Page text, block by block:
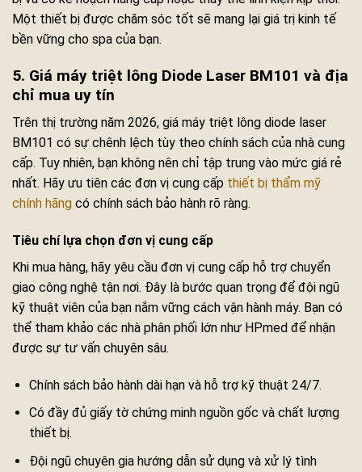
Một thiết bị được chăm sóc tốt sẽ mang lại giá trị kinh tế
bền vững cho spa của bạn.
5. Giá máy triệt lông Diode Laser BM101 và địa
chỉ mua uy tín
Trên thị trường năm 2026, giá máy triệt lông diode laser
BM101 có sự chênh lệch tùy theo chính sách của nhà cung
cấp. Tuy nhiên, bạn không nên chỉ tập trung vào mức giá rẻ
nhất. Hãy ưu tiên các đơn vị cung cấp thiết bị thẩm mỹ
chính hãng có chính sách bảo hành rõ ràng.
Tiêu chí lựa chọn đơn vị cung cấp
Khi mua hàng, hãy yêu cầu đơn vị cung cấp hỗ trợ chuyển
giao công nghệ tận nơi. Đây là bước quan trọng để đội ngũ
kỹ thuật viên của bạn nắm vững cách vận hành máy. Bạn có
thể tham khảo các nhà phân phối lớn như HPmed để nhận
được sự tư vấn chuyên sâu.
Chính sách bảo hành dài hạn và hỗ trợ kỹ thuật 24/7.
Có đầy đủ giấy tờ chứng minh nguồn gốc và chất lượng
thiết bị.
Đội ngũ chuyên gia hướng dẫn sử dụng và xử lý tình